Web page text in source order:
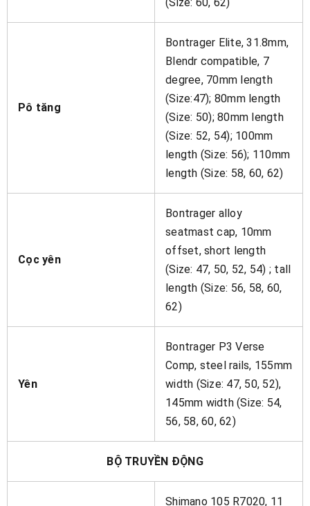
Pô tăng
Bontrager Elite, 31.8mm,
Blendr compatible, 7
degree, 70mm length
(Size:47); 80mm length
(Size: 50); 80mm length
(Size: 52, 54); 100mm
length (Size: 56); 110mm
length (Size: 58, 60, 62)
Cọc yên
Bontrager alloy
seatmast cap, 10mm
offset, short length
(Size: 47, 50, 52, 54) ; tall
length (Size: 56, 58, 60,
62)
Yên
Bontrager P3 Verse
Comp, steel rails, 155mm
width (Size: 47, 50, 52),
145mm width (Size: 54,
56, 58, 60, 62)
BỘ TRUYỀN ĐỘNG
Shimano 105 R7020, 11